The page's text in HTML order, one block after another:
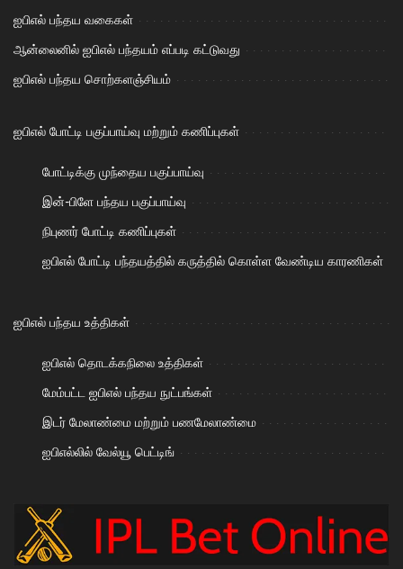
ஐபிஎல் பந்தய வகைகள்
ஆன்லைனில் ஐபிஎல் பந்தயம் எப்படி கட்டுவது
ஐபிஎல் பந்தய சொற்களஞ்சியம்
ஐபிஎல் போட்டி பகுப்பாய்வு மற்றும் கணிப்புகள்
போட்டிக்கு முந்தைய பகுப்பாய்வு
இன்-பிளே பந்தய பகுப்பாய்வு
நிபுணர் போட்டி கணிப்புகள்
ஐபிஎல் போட்டி பந்தயத்தில் கருத்தில் கொள்ள வேண்டிய காரணிகள்
ஐபிஎல் பந்தய உத்திகள்
ஐபிஎல் தொடக்கநிலை உத்திகள்
மேம்பட்ட ஐபிஎல் பந்தய நுட்பங்கள்
இடர் மேலாண்மை மற்றும் பணமேலாண்மை
ஐபிஎல்லில் வேல்யூ பெட்டிங்